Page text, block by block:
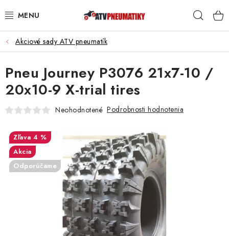
na
PNEUMATIKY
DISKY
ROZŠIROVACIE PODLOŽKY
OCHRANNÉ RÁMY
KRYTY PODVOZKU
NÁVLEKY TLMIČOV
Akciové sady ATV pneumatík
Pneu Journey P3076 21x7-10 /
20x10-9 X-trial tires
Neohodnotené Podrobnosti hodnotenia
4 %
Akcia
Odporúčame